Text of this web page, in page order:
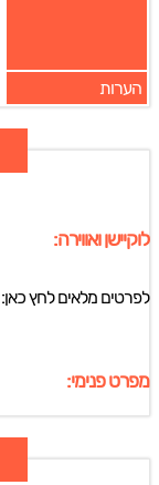
הערות
לוקיישן ואווירה:
לפרטים מלאים לחץ כאן:
מפרט פנימי: